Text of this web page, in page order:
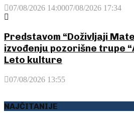
07/08/2026 14:0007/08/2026 17:34
Predstavom “Doživljaji
izvođenju pozorišne trupe
Leto kulture
07/08/2026 13:55
NAJČITANIJE